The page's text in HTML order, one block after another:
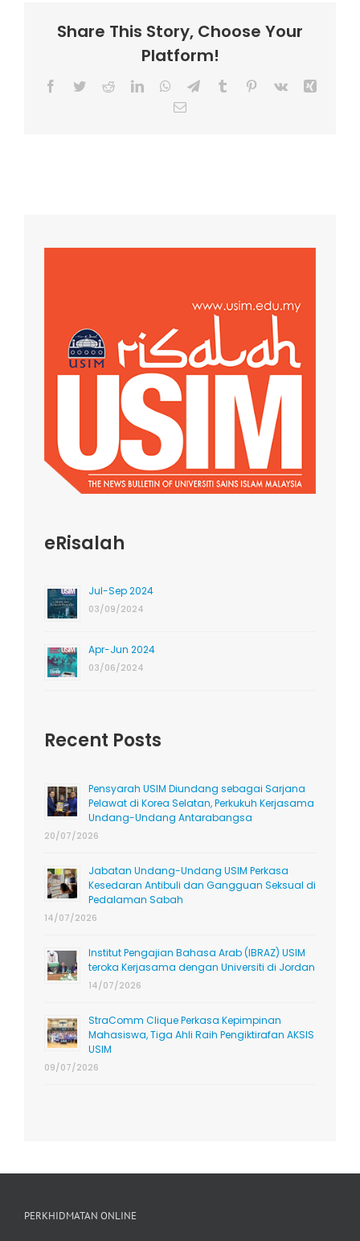
Share This Story, Choose Your
Platform!
Facebook
TwitterRedditLinkedInWhatsApp
TelegramTumblr Pinterest
Vk
Email
eRisalah
Jul-Sep 2024
03/09/2024
Apr-Jun 2024
03/06/2024
Recent Posts
Pensyarah USIM Diundang sebagai Sarjana
Pelawat di Korea Selatan, Perkukuh Kerjasama
Undang-Undang Antarabangsa
20/07/2026
Jabatan Undang-Undang USIM Perkasa
Kesedaran Antibuli dan Gangguan Seksual di
Pedalaman Sabah
14/07/2026
Institut Pengajian Bahasa Arab (IBRAZ) USIM
teroka Kerjasama dengan Universiti di Jordan
14/07/2026
StraComm Clique Perkasa Kepimpinan
Mahasiswa, Tiga Ahli Raih Pengiktirafan AKSIS
USIM
09/07/2026
PERKHIDMATAN ONLINE